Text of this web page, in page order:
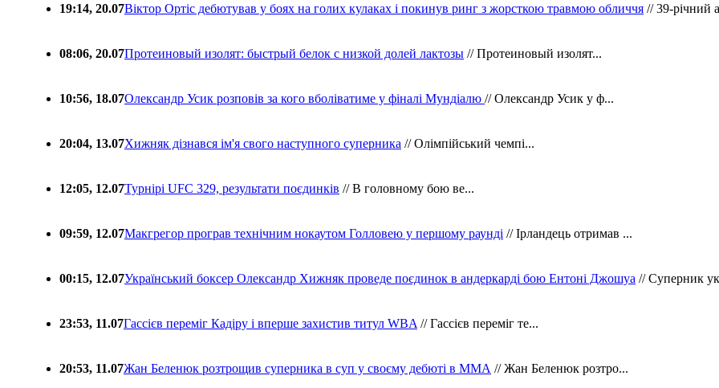
19:14, 20.07Віктор Ортіс дебютував у боях на голих кулаках і покинув ринг з жорсткою травмою обличчя // 39-річний
08:06, 20.07Протеиновый изолят: быстрый белок с низкой долей лактозы // Протеиновый изолят...
10:56, 18.07Олександр Усик розповів за кого вболіватиме у фіналі Мундіалю // Олександр Усик у ф...
20:04, 13.07Хижняк дізнався ім'я свого наступного суперника // Олімпійський чемпі...
12:05, 12.07Турнірі UFC 329, результати поєдинків // В головному бою ве...
09:59, 12.07Макгрегор програв технічним нокаутом Голловею у першому раунді // Ірландець отримав ...
00:15, 12.07Український боксер Олександр Хижняк проведе поєдинок в андеркарді бою Ентоні Джошуа // Суперник
23:53, 11.07Гассієв переміг Кадіру і вперше захистив титул WBA // Гассієв переміг те...
20:53, 11.07Жан Беленюк розтрощив суперника в суп у своєму дебюті в ММА // Жан Беленюк розтро...